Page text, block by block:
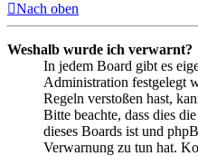
Nach oben
Weshalb wurde ich verwarnt?
In jedem Board gibt es
Administration festgelegt
Regeln verstoßen hast,
Bitte beachte, dass dies
dieses Boards ist und
Verwarnung zu tun hat.